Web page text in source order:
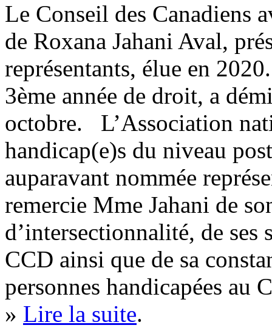
Le Conseil des Canadiens
de Roxana Jahani Aval,
représentants, élue en
3ème année de droit, a
octobre. L’Association
handicap(e)s du niveau
auparavant nommée
remercie Mme Jahani de
d’intersectionnalité, de ses
CCD ainsi que de sa
personnes handicapées au
» Lire la suite.